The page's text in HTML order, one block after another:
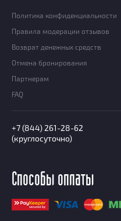
Политика конфиденциальности
Правила модерации отзывов
Возврат денежных средств
Отмена бронирования
Партнерам
FAQ
+7 (844) 261-28-62
(круглосуточно)
Способы оплаты